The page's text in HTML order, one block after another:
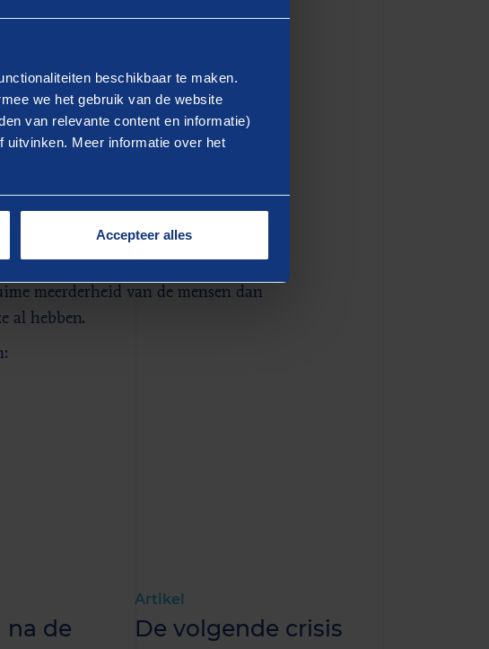
beschikbaar te maken.
we het gebruik van de website
van relevante content en informatie)
uitvinken. Meer informatie over het
Accepteer alles
staan haaks op het huidige
nog steeds primair op
mensen met burnoutklachten en
Nederlandse consumptie. Het
meerderheid van de mensen dan
al hebben.
na de
Artikel
De volgende crisis